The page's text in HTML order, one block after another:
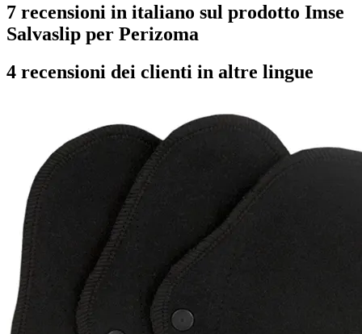
7 recensioni in italiano sul prodotto Imse
Salvaslip per Perizoma
4 recensioni dei clienti in altre lingue